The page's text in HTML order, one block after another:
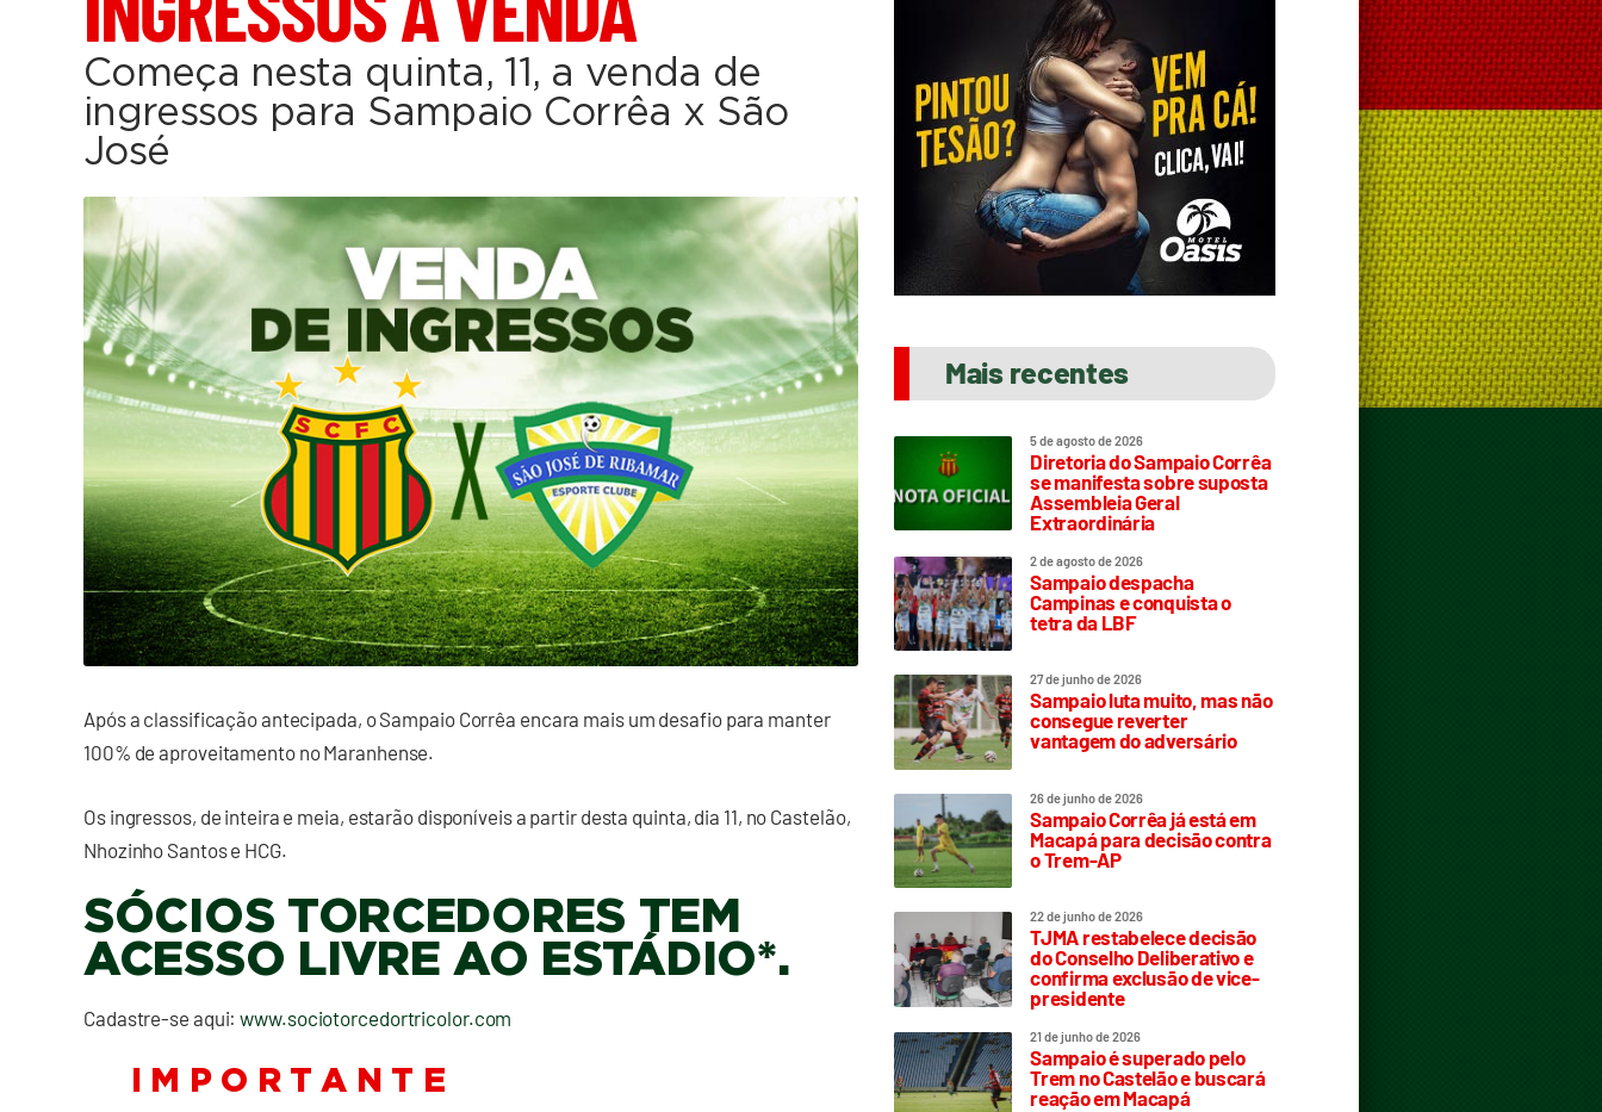
Começa nesta quinta, 11, a venda de
ingressos para Sampaio Corrêa x São
José
Após a classificação antecipada, o Sampaio Corrêa encara mais um desafio para manter
100% de aproveitamento no Maranhense.
Os ingressos, de inteira e meia, estarão disponíveis a partir desta quinta, dia 11, no Castelão,
Nhozinho Santos e HCG.
SÓCIOS TORCEDORES TEM
ACESSO LIVRE AO ESTÁDIO*.
Cadastre-se aqui:www.sociotorcedortricolor.com
I M P O R T A N T E
Mais recentes
5 de agosto de 2026
Diretoria do Sampaio Corrêa
se manifesta sobre suposta
Assembleia Geral
Extraordinária
2 de agosto de 2026
Sampaio despacha
Campinas e conquista o
tetra da LBF
27 de junho de 2026
Sampaio luta muito, mas não
consegue reverter
vantagem do adversário
26 de junho de 2026
Sampaio Corrêa já está em
Macapá para decisão contra
o Trem-AP
22 de junho de 2026
TJMA restabelece decisão
do Conselho Deliberativo e
confirma exclusão de vice-
presidente
21 de junho de 2026
Sampaio é superado pelo
Trem no Castelão e buscará
reação em Macapá